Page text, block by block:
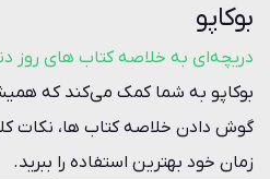
بوکاپو
دریچه‌ای به خلاصه کتاب‌ های روز
بوکاپو به شما کمک می‌کند که
گوش دادن خلاصه‌ کتاب ها، نکات
زمان خود بهترین استفاده را ببرید.